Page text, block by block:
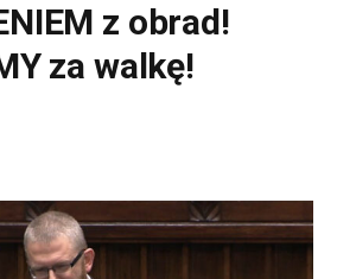
z obrad!
za walkę!